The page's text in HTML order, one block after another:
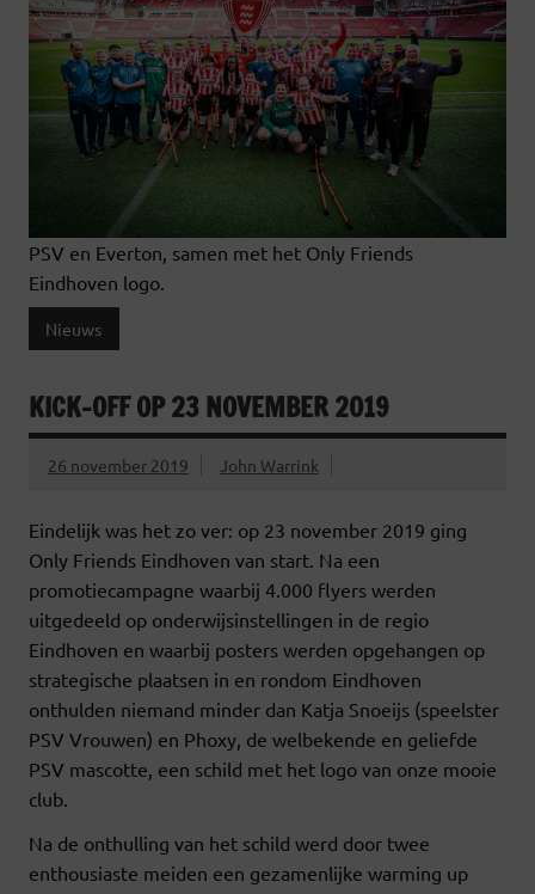
PSV en Everton, samen met het Only Friends
Eindhoven logo.
Nieuws
KICK-OFF OP 23 NOVEMBER 2019
26 november 2019 John Warrink
Eindelijk was het zo ver: op 23 november 2019 ging
Only Friends Eindhoven van start. Na een
promotiecampagne waarbij 4.000 flyers werden
uitgedeeld op onderwijsinstellingen in de regio
Eindhoven en waarbij posters werden opgehangen op
strategische plaatsen in en rondom Eindhoven
onthulden niemand minder dan Katja Snoeijs (speelster
PSV Vrouwen) en Phoxy, de welbekende en geliefde
PSV mascotte, een schild met het logo van onze mooie
club.
Na de onthulling van het schild werd door twee
enthousiaste meiden een gezamenlijke warming up